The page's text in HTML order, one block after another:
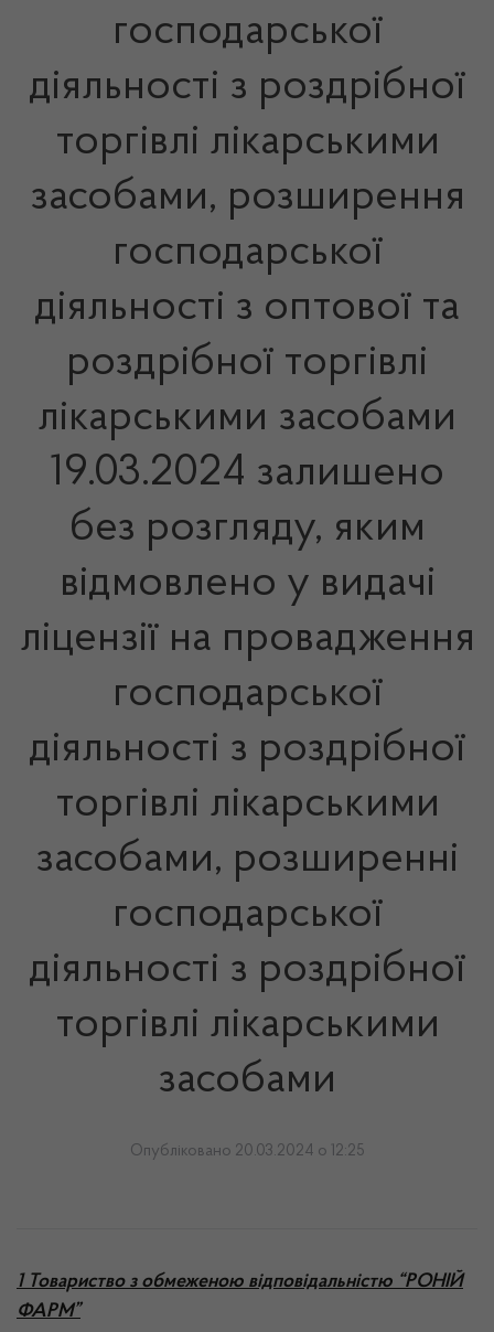
господарської
діяльності з роздрібної
торгівлі лікарськими
засобами, розширення
господарської
діяльності з оптової та
роздрібної торгівлі
лікарськими засобами
19.03.2024 залишено
без розгляду, яким
відмовлено у видачі
ліцензії на провадження
господарської
діяльності з роздрібної
торгівлі лікарськими
засобами, розширенні
господарської
діяльності з роздрібної
торгівлі лікарськими
засобами
Опубліковано 20.03.2024 о 12:25
1 Товариство з обмеженою відповідальністю “РОНІЙ
ФАРМ”